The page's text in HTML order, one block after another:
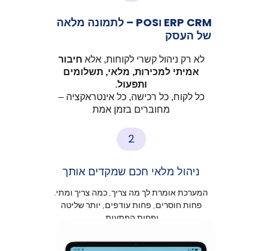
ERP CRM וPOS –
לתמונה מלאה
של העסק
לא רק ניהול קשרי לקוחות, אלאחיבור
אמיתי למכירות, מלאי, תשלומים
כל לקוח, כל רכישה, כל אינטראקציה –
מחוברים בזמן אמת
ניהול מלאי חכם שמקדים אותך
המערכת אומרת לך מה צריך, כמה צריך ומתי.
פחות חוסרים, פחות עודפים, יותר שליטה
ופחות הפתעות.